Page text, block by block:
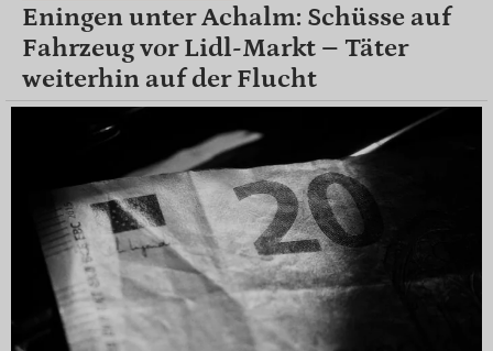
Eningen unter Achalm: Schüsse auf
Fahrzeug vor Lidl-Markt – Täter
weiterhin auf der Flucht